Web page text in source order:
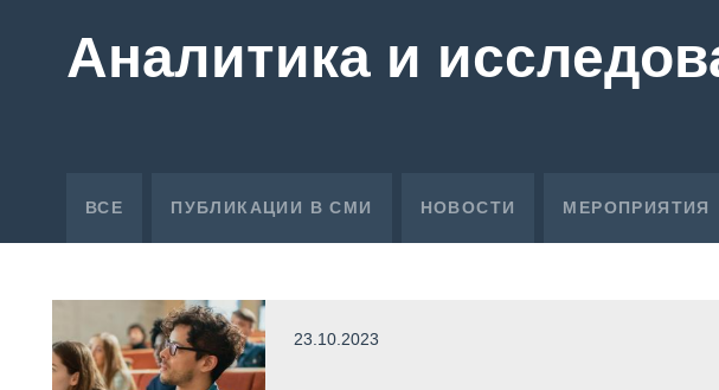
Аналитика и
ВСЕ ПУБЛИКАЦИИ В СМИ НОВОСТИ МЕРОПРИЯТИЯ
23.10.2023